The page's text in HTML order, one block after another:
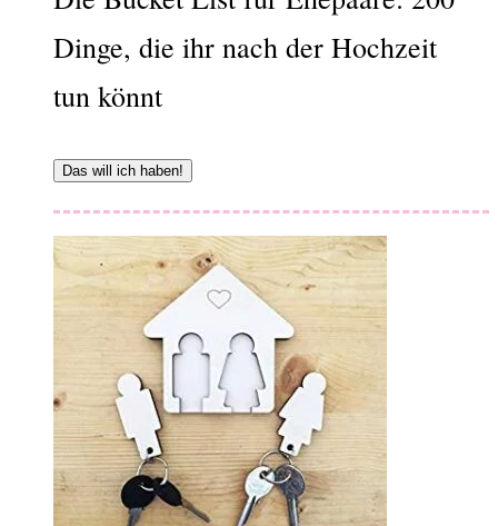
Dinge, die ihr nach der Hochzeit
tun könnt
Das will ich haben!